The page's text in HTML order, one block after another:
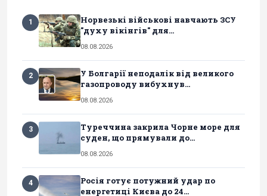
1
Норвезькі військові навчають ЗСУ
"духу вікінгів" для...
08.08.2026
2
У Болгарії неподалік від великого
газопроводу вибухнув...
08.08.2026
3
Туреччина закрила Чорне море для
суден, що прямували до...
08.08.2026
4
Росія готує потужний удар по
енергетиці Києва до 24...